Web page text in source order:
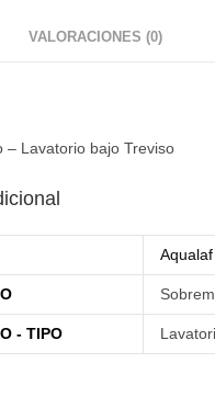
VALORACIONES (0)
– Lavatorio bajo Treviso
Aqualaf
- TIPO